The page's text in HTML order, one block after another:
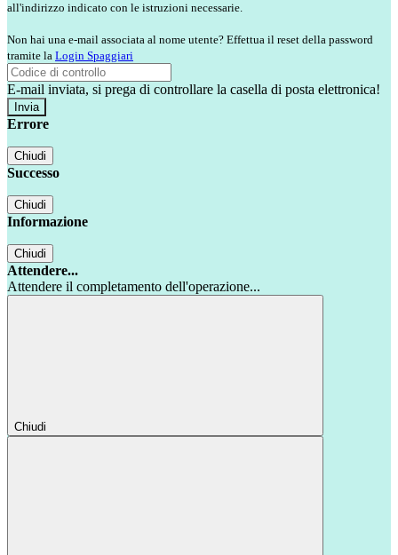
all'indirizzo indicato con le istruzioni necessarie.
Non hai una e-mail associata al nome utente? Effettua il reset della password
tramite la Login Spaggiari
E-mail inviata, si prega di controllare la casella di posta elettronica!
Errore
Chiudi
Successo
Chiudi
Informazione
Chiudi
Attendere...
Attendere il completamento dell'operazione...
Chiudi